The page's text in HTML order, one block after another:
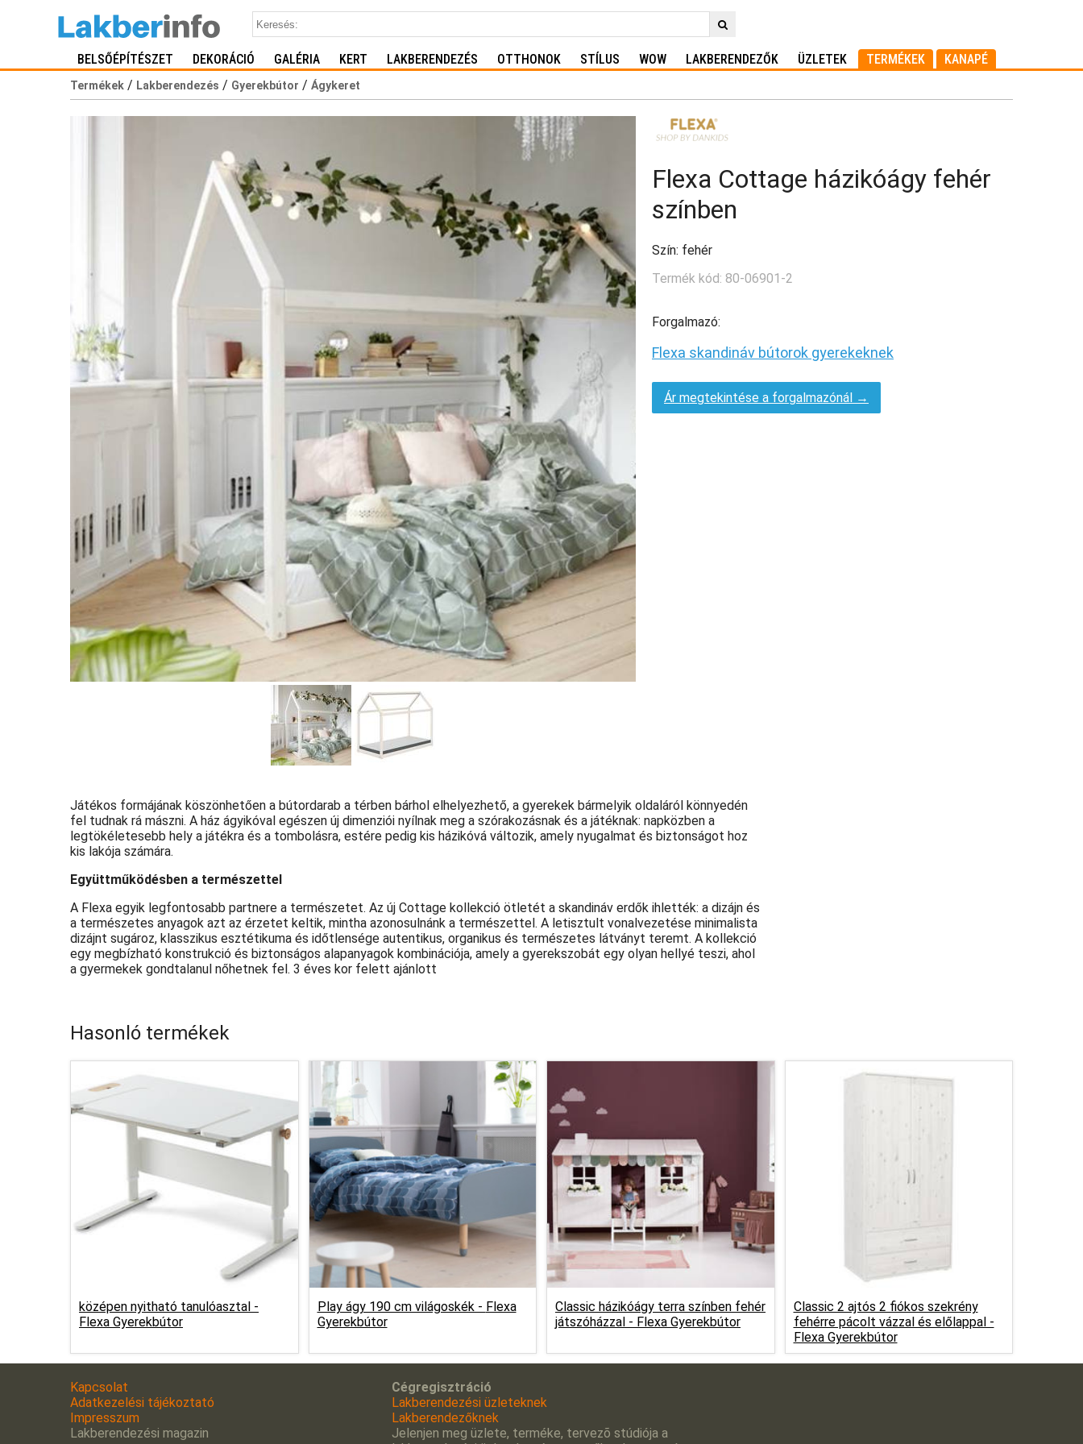
BELSŐÉPÍTÉSZET DEKORÁCIÓ GALÉRIA KERT LAKBERENDEZÉS OTTHONOK STÍLUS WOW LAKBERENDEZŐK ÜZLETEK TERMÉKEK KANAPÉ
Termékek / Lakberendezés / Gyerekbútor / Ágykeret
Flexa Cottage házikóágy fehér
színben
Szín: fehér
Termék kód: 80-06901-2
Forgalmazó:
Flexa skandináv bútorok gyerekeknek
Ár megtekintése a forgalmazónál →
Játékos formájának köszönhetően a bútordarab a térben bárhol elhelyezhető, a gyerekek bármelyik oldaláról könnyedén
fel tudnak rá mászni. A ház ágyikóval egészen új dimenziói nyílnak meg a szórakozásnak és a játéknak: napközben a
legtökéletesebb hely a játékra és a tombolásra, estére pedig kis házikóvá változik, amely nyugalmat és biztonságot hoz
kis lakója számára.
Együttműködésben a természettel
A Flexa egyik legfontosabb partnere a természetet. Az új Cottage kollekció ötletét a skandináv erdők ihlették: a dizájn és
a természetes anyagok azt az érzetet keltik, mintha azonosulnánk a természettel. A letisztult vonalvezetése minimalista
dizájnt sugároz, klasszikus esztétikuma és időtlensége autentikus, organikus és természetes látványt teremt. A kollekció
egy megbízható konstrukció és biztonságos alapanyagok kombinációja, amely a gyerekszobát egy olyan hellyé teszi, ahol
a gyermekek gondtalanul nőhetnek fel. 3 éves kor felett ajánlott
Hasonló termékek
középen nyitható tanulóasztal -
Flexa Gyerekbútor
Play ágy 190 cm világoskék - Flexa
Gyerekbútor
Classic házikóágy terra színben fehér
játszóházzal - Flexa Gyerekbútor
Classic 2 ajtós 2 fiókos szekrény
fehérre pácolt vázzal és előlappal -
Flexa Gyerekbútor
Kapcsolat
Adatkezelési tájékoztató
Impresszum
Lakberendezési magazin
Cégregisztráció
Lakberendezési üzleteknek
Lakberendezőknek
Jelenjen meg üzlete, terméke, tervezõ stúdiója a